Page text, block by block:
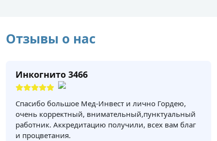
Отзывы о нас
Инкогнито 3466
Спасибо большое Мед-Инвест и лично Гордею,
очень корректный, внимательный,пунктуальный
работник. Аккредитацию получили, всех вам благ
и процветания.